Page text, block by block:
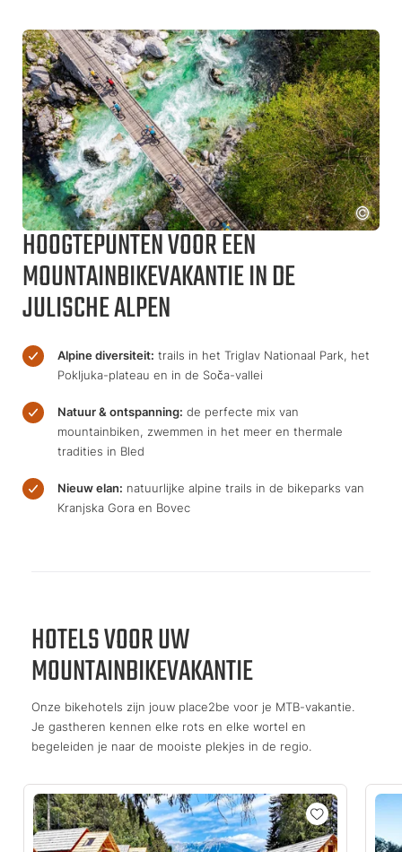
HOOGTEPUNTEN VOOR EEN
MOUNTAINBIKEVAKANTIE IN DE
JULISCHE ALPEN
Alpine diversiteit: trails in het Triglav Nationaal Park, het
Pokljuka-plateau en in de Soča-vallei
Natuur & ontspanning: de perfecte mix van
mountainbiken, zwemmen in het meer en thermale
tradities in Bled
Nieuw elan: natuurlijke alpine trails in de bikeparks van
Kranjska Gora en Bovec
HOTELS VOOR UW
MOUNTAINBIKEVAKANTIE
Onze bikehotels zijn jouw place2be voor je MTB-vakantie.
Je gastheren kennen elke rots en elke wortel en
begeleiden je naar de mooiste plekjes in de regio.